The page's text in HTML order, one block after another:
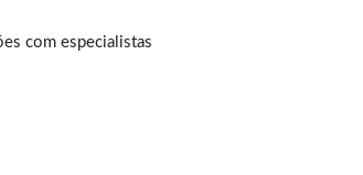
com especialistas